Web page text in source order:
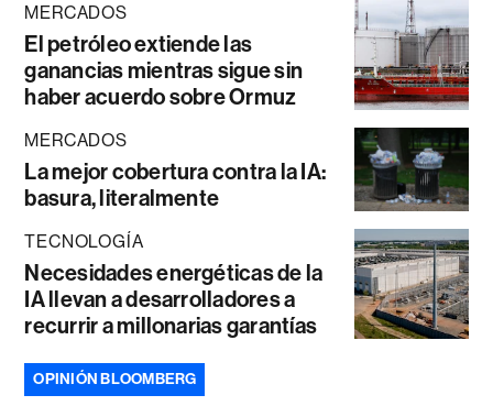
MERCADOS
El petróleo extiende las
ganancias mientras sigue sin
haber acuerdo sobre Ormuz
MERCADOS
La mejor cobertura contra la IA:
basura, literalmente
TECNOLOGÍA
Necesidades energéticas de la
IA llevan a desarrolladores a
recurrir a millonarias garantías
OPINIÓN BLOOMBERG